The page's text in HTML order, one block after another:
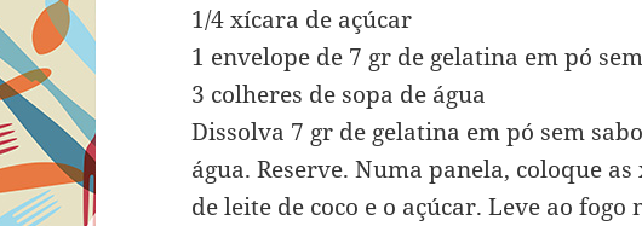
1/4 xícara de açúcar
1 envelope de 7 gr de gelatina em pó
3 colheres de sopa de água
Dissolva 7 gr de gelatina em pó sem
água. Reserve. Numa panela, coloque
de leite de coco e o açúcar. Leve ao fogo